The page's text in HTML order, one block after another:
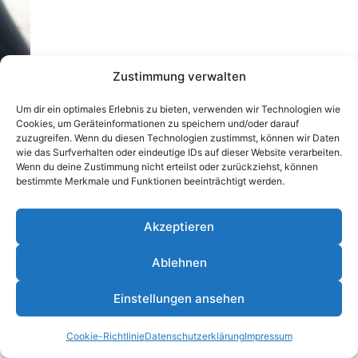
Zustimmung verwalten
Um dir ein optimales Erlebnis zu bieten, verwenden wir Technologien wie
Cookies, um Geräteinformationen zu speichern und/oder darauf
zuzugreifen. Wenn du diesen Technologien zustimmst, können wir Daten
wie das Surfverhalten oder eindeutige IDs auf dieser Website verarbeiten.
Wenn du deine Zustimmung nicht erteilst oder zurückziehst, können
bestimmte Merkmale und Funktionen beeinträchtigt werden.
Akzeptieren
Ablehnen
Einstellungen ansehen
Cookie-RichtlinieDatenschutzerklärungImpressum
© 2026 Janis Nebel - WordPress Theme von
Kadence
WP